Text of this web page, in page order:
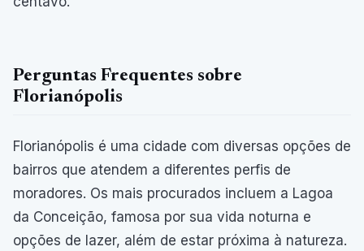
Perguntas Frequentes sobre
Florianópolis
Florianópolis é uma cidade com diversas opções de
bairros que atendem a diferentes perfis de
moradores. Os mais procurados incluem a Lagoa
da Conceição, famosa por sua vida noturna e
opções de lazer, além de estar próxima à natureza.